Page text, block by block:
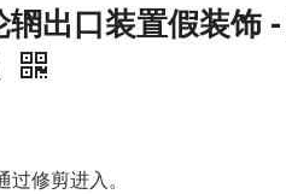
出口装置假装饰
修剪进入。